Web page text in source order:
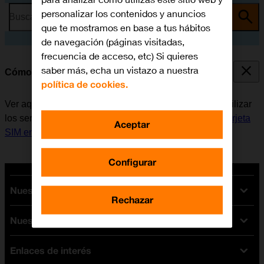
Busca por problema o tema
Cómo encender y apagar el móvil
Ver aquí cómo encender y apagar el móvil. Antes de utilizar
los servicios de la red móvil, es necesario
insertar la tarjeta
SIM en el móvil
Nuestras tarifas
Tarifas Orange
Tarifas fibra y móvil
Tarifas móviles
Nuestros dispositivos
Ofertas en móviles
Enlaces de interés
personalizar los contenidos y anuncios
que te mostramos en base a tus hábitos
de navegación (páginas visitadas,
frecuencia de acceso, etc) Si quieres
saber más, echa un vistazo a nuestra
política de cookies.
Configurar
Rechazar
Aceptar